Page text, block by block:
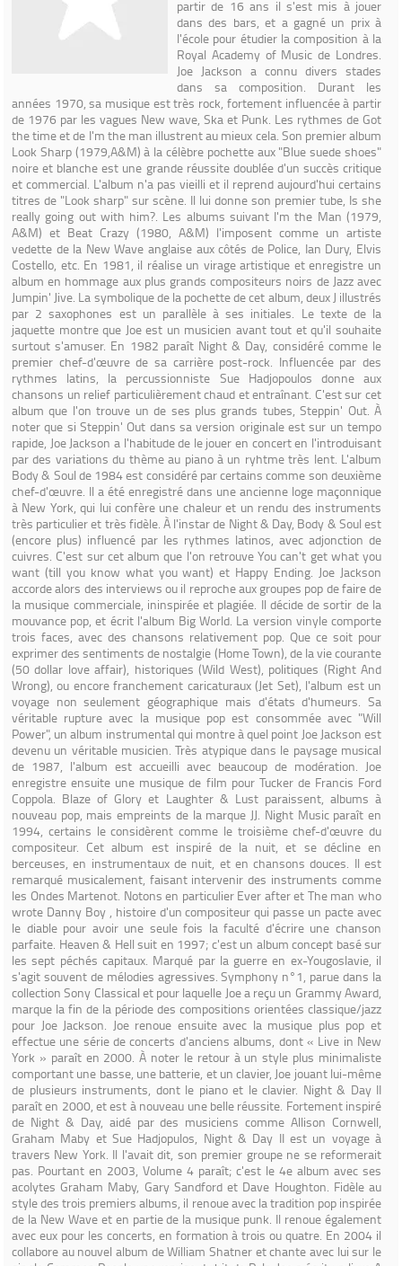
partir de 16 ans il s'est mis à jouer
dans des bars, et a gagné un prix à
l'école pour étudier la composition à la
Royal Academy of Music de Londres.
Joe Jackson a connu divers stades
dans sa composition. Durant les
années 1970, sa musique est très rock, fortement influencée à partir
de 1976 par les vagues New wave, Ska et Punk. Les rythmes de Got
the time et de I'm the man illustrent au mieux cela. Son premier album
Look Sharp (1979,A&M) à la célèbre pochette aux "Blue suede shoes"
noire et blanche est une grande réussite doublée d'un succès critique
et commercial. L'album n'a pas vieilli et il reprend aujourd'hui certains
titres de "Look sharp" sur scène. Il lui donne son premier tube, Is she
really going out with him?. Les albums suivant I'm the Man (1979,
A&M) et Beat Crazy (1980, A&M) l'imposent comme un artiste
vedette de la New Wave anglaise aux côtés de Police, Ian Dury, Elvis
Costello, etc. En 1981, il réalise un virage artistique et enregistre un
album en hommage aux plus grands compositeurs noirs de Jazz avec
Jumpin' Jive. La symbolique de la pochette de cet album, deux J illustrés
par 2 saxophones est un parallèle à ses initiales. Le texte de la
jaquette montre que Joe est un musicien avant tout et qu'il souhaite
surtout s'amuser. En 1982 paraît Night & Day, considéré comme le
premier chef-d'œuvre de sa carrière post-rock. Influencée par des
rythmes latins, la percussionniste Sue Hadjopoulos donne aux
chansons un relief particulièrement chaud et entraînant. C'est sur cet
album que l'on trouve un de ses plus grands tubes, Steppin' Out. À
noter que si Steppin' Out dans sa version originale est sur un tempo
rapide, Joe Jackson a l'habitude de le jouer en concert en l'introduisant
par des variations du thème au piano à un ryhtme très lent. L'album
Body & Soul de 1984 est considéré par certains comme son deuxième
chef-d'œuvre. Il a été enregistré dans une ancienne loge maçonnique
à New York, qui lui confère une chaleur et un rendu des instruments
très particulier et très fidèle. À l'instar de Night & Day, Body & Soul est
(encore plus) influencé par les rythmes latinos, avec adjonction de
cuivres. C'est sur cet album que l'on retrouve You can't get what you
want (till you know what you want) et Happy Ending. Joe Jackson
accorde alors des interviews ou il reproche aux groupes pop de faire de
la musique commerciale, ininspirée et plagiée. Il décide de sortir de la
mouvance pop, et écrit l'album Big World. La version vinyle comporte
trois faces, avec des chansons relativement pop. Que ce soit pour
exprimer des sentiments de nostalgie (Home Town), de la vie courante
(50 dollar love affair), historiques (Wild West), politiques (Right And
Wrong), ou encore franchement caricaturaux (Jet Set), l'album est un
voyage non seulement géographique mais d'états d'humeurs. Sa
véritable rupture avec la musique pop est consommée avec "Will
Power", un album instrumental qui montre à quel point Joe Jackson est
devenu un véritable musicien. Très atypique dans le paysage musical
de 1987, l'album est accueilli avec beaucoup de modération. Joe
enregistre ensuite une musique de film pour Tucker de Francis Ford
Coppola. Blaze of Glory et Laughter & Lust paraissent, albums à
nouveau pop, mais empreints de la marque JJ. Night Music paraît en
1994, certains le considèrent comme le troisième chef-d'œuvre du
compositeur. Cet album est inspiré de la nuit, et se décline en
berceuses, en instrumentaux de nuit, et en chansons douces. Il est
remarqué musicalement, faisant intervenir des instruments comme
les Ondes Martenot. Notons en particulier Ever after et The man who
wrote Danny Boy , histoire d'un compositeur qui passe un pacte avec
le diable pour avoir une seule fois la faculté d'écrire une chanson
parfaite. Heaven & Hell suit en 1997; c'est un album concept basé sur
les sept péchés capitaux. Marqué par la guerre en ex-Yougoslavie, il
s'agit souvent de mélodies agressives. Symphony n°1, parue dans la
collection Sony Classical et pour laquelle Joe a reçu un Grammy Award,
marque la fin de la période des compositions orientées classique/jazz
pour Joe Jackson. Joe renoue ensuite avec la musique plus pop et
effectue une série de concerts d'anciens albums, dont « Live in New
York » paraît en 2000. À noter le retour à un style plus minimaliste
comportant une basse, une batterie, et un clavier, Joe jouant lui-même
de plusieurs instruments, dont le piano et le clavier. Night & Day II
paraît en 2000, et est à nouveau une belle réussite. Fortement inspiré
de Night & Day, aidé par des musiciens comme Allison Cornwell,
Graham Maby et Sue Hadjopulos, Night & Day II est un voyage à
travers New York. Il l'avait dit, son premier groupe ne se reformerait
pas. Pourtant en 2003, Volume 4 paraît; c'est le 4e album avec ses
acolytes Graham Maby, Gary Sandford et Dave Houghton. Fidèle au
style des trois premiers albums, il renoue avec la tradition pop inspirée
de la New Wave et en partie de la musique punk. Il renoue également
avec eux pour les concerts, en formation à trois ou quatre. En 2004 il
collabore au nouvel album de William Shatner et chante avec lui sur le